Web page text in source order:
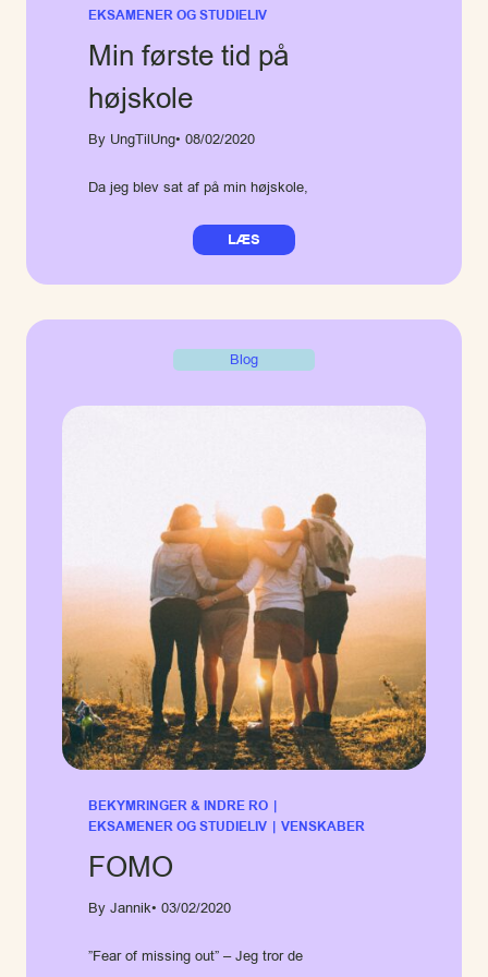
EKSAMENER OG STUDIELIV
Min første tid på
højskole
By UngTilUng• 08/02/2020
Da jeg blev sat af på min højskole,
LÆS
Blog
BEKYMRINGER & INDRE RO |
EKSAMENER OG STUDIELIV | VENSKABER
FOMO
By Jannik• 03/02/2020
”Fear of missing out” – Jeg tror de